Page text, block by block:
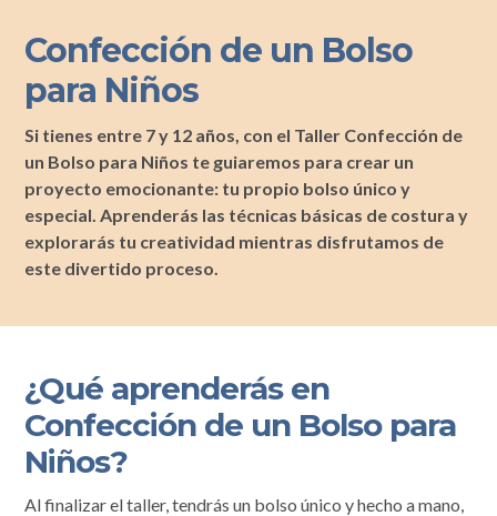
Confección de un Bolso
para Niños
Si tienes entre 7 y 12 años, con el Taller Confección de
un Bolso para Niños te guiaremos para crear un
proyecto emocionante: tu propio bolso único y
especial. Aprenderás las técnicas básicas de costura y
explorarás tu creatividad mientras disfrutamos de
este divertido proceso.
¿Qué aprenderás en
Confección de un Bolso para
Niños?
Al finalizar el taller, tendrás un bolso único y hecho a mano,